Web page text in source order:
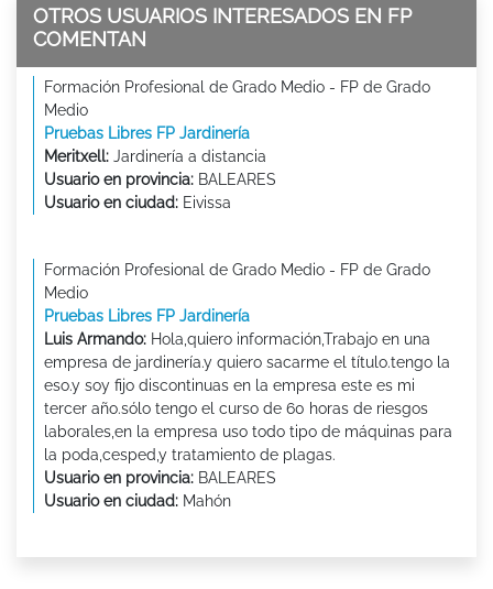
OTROS USUARIOS INTERESADOS EN FP
COMENTAN
Formación Profesional de Grado Medio - FP de Grado
Medio
Pruebas Libres FP Jardinería
Meritxell: Jardinería a distancia
Usuario en provincia: BALEARES
Usuario en ciudad: Eivissa
Formación Profesional de Grado Medio - FP de Grado
Medio
Pruebas Libres FP Jardinería
Luis Armando: Hola,quiero información,Trabajo en una
empresa de jardinería.y quiero sacarme el título.tengo la
eso.y soy fijo discontinuas en la empresa este es mi
tercer año.sólo tengo el curso de 60 horas de riesgos
laborales,en la empresa uso todo tipo de máquinas para
la poda,cesped,y tratamiento de plagas.
Usuario en provincia: BALEARES
Usuario en ciudad: Mahón